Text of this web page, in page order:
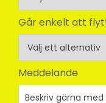
Går enkelt att
Meddelande